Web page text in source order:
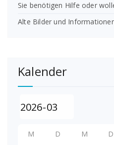
Sie benötigen Hilfe oder
Alte Bilder und
Kalender
M D M D